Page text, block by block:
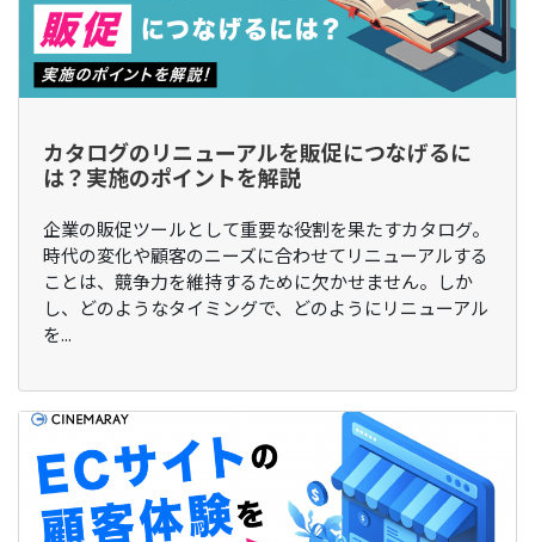
カタログのリニューアルを販促につなげるに
は？実施のポイントを解説
企業の販促ツールとして重要な役割を果たすカタログ。
時代の変化や顧客のニーズに合わせてリニューアルする
ことは、競争力を維持するために欠かせません。しか
し、どのようなタイミングで、どのようにリニューアル
を...